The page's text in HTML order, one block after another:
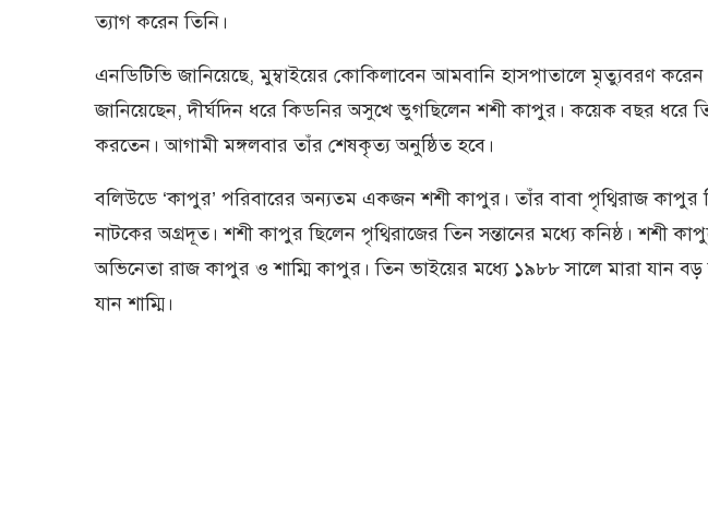
ত্যাগ করেন তিনি।
এনডিটিভি জানিয়েছে, মুম্বাইয়ের কোকিলাবেন আমবানি হাসপাতালে মৃত্যুবরণ
জানিয়েছেন, দীর্ঘদিন ধরে কিডনির অসুখে ভুগছিলেন শশী কাপুর। কয়েক বছর ধরে
করতেন। আগামী মঙ্গলবার তাঁর শেষকৃত্য অনুষ্ঠিত হবে।
বলিউডে ‘কাপুর’ পরিবারের অন্যতম একজন শশী কাপুর। তাঁর বাবা পৃথ্বিরাজ কাপুর
নাটকের অগ্রদূত। শশী কাপুর ছিলেন পৃথ্বিরাজের তিন সন্তানের মধ্যে কনিষ্ঠ। শশী
অভিনেতা রাজ কাপুর ও শাম্মি কাপুর। তিন ভাইয়ের মধ্যে ১৯৮৮ সালে মারা যান
যান শাম্মি।